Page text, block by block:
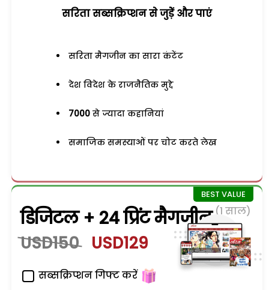
सरिता सब्सक्रिप्शन से जुड़ेें और पाएं
सरिता मैगजीन का सारा कंटेंट
देश विदेश के राजनैतिक मुद्दे
7000 से ज्यादा कहानियां
समाजिक समस्याओं पर चोट करते लेख
डिजिटल + 24 प्रिंट मैगजीन (1 साल)
USD150 USD129
सब्सक्रिप्शन गिफ्ट करें